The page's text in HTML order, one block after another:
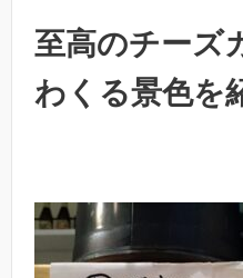
至高のチーズ
わくる景色を